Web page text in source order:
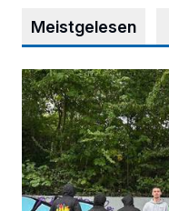
Meistgelesen
Aus Grau wird Haltung